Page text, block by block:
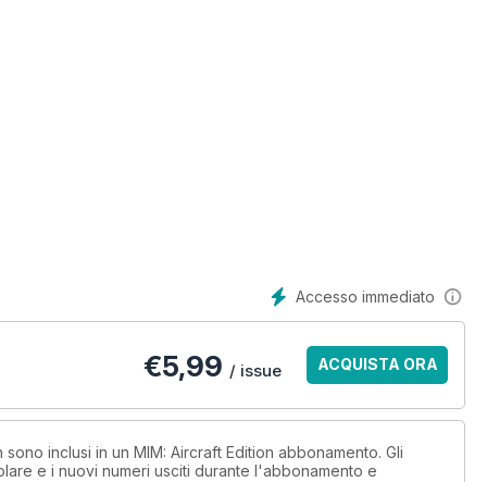
Accesso immediato
€5,99 / issue ACQUISTA ORA
inclusi in un MIM: Aircraft Edition abbonamento. Gli
e i nuovi numeri usciti durante l'abbonamento e